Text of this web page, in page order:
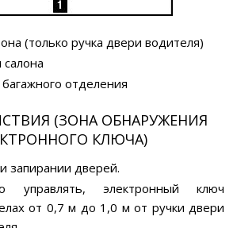
(только ручка двери водителя)
отделения
(ЗОНА ОБНАРУЖЕНИЯ
КЛЮЧА)
запирании дверей.
управлять, электронный ключ
от 0,7 м до 1,0 м от ручки двери